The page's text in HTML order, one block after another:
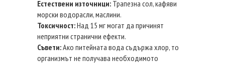
Естествени източници: Трапезна сол, кафяви
морски водорасли, маслини.
Токсичност:Над 15 мг могат да причинят
неприятни странични ефекти.
Съвети:Ако питейната вода съдържа хлор, то
организмът не получава необходимото